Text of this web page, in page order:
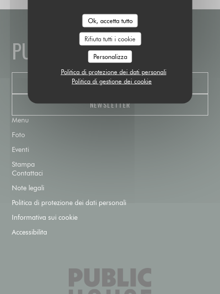
Ok, accetta tutto
Rifiuta tutti i cookie
Personalizza
Politica di protezione dei dati personali
Politica di gestione dei cookie
PUBLIC HOUSE
PRENOTA
NEWSLETTER
Menu
Foto
Eventi
Stampa
Contattaci
Note legali
Politica di protezione dei dati personali
Informativa sui cookie
Accessibilita